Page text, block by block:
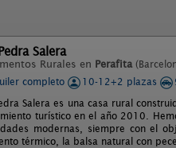
Salera
Rurales en Perafita
completo
10-12+2 plazas
Salera es una casa rural
turístico en el año 2010.
modernas, siempre con el
térmico, la balsa natural con